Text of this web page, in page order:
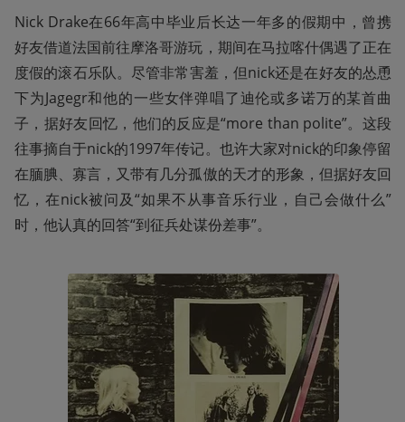
Nick Drake在66年高中毕业后长达一年多的假期中，曾携
好友借道法国前往摩洛哥游玩，期间在马拉喀什偶遇了正在
度假的滚石乐队。尽管非常害羞，但nick还是在好友的怂恿
下为Jagegr和他的一些女伴弹唱了迪伦或多诺万的某首曲
子，据好友回忆，他们的反应是“more than polite”。这段
往事摘自于nick的1997年传记。也许大家对nick的印象停留
在腼腆、寡言，又带有几分孤傲的天才的形象，但据好友回
忆，在nick被问及“如果不从事音乐行业，自己会做什么”
时，他认真的回答“到征兵处谋份差事”。